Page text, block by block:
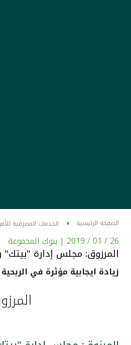
الصفحة الرئيسية الخدمات المصرفية
26 / 01 / 2019 | بنوك المجموعة
المرزوق: مجلس إدارة
زيادة ايجابية مؤثرة في